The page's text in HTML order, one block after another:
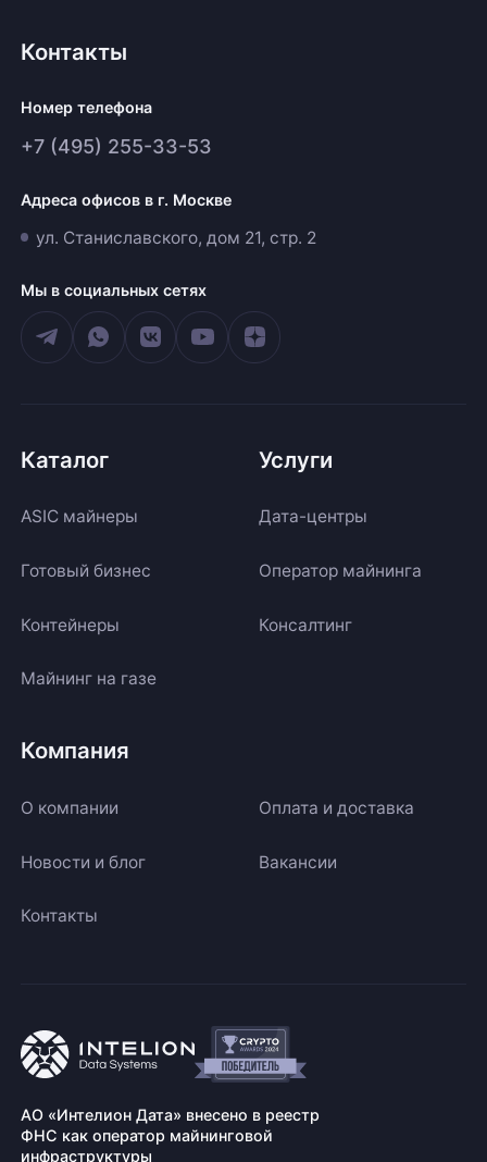
Контакты
Номер телефона
+7 (495) 255-33-53
Адреса офисов в г. Москве
ул. Станиславского, дом 21, стр. 2
Мы в социальных сетях
Каталог
ASIC майнеры
Готовый бизнес
Контейнеры
Майнинг на газе
Услуги
Дата-центры
Оператор майнинга
Консалтинг
Компания
О компании Оплата и доставка
Новости и блог Вакансии
Контакты
АО «Интелион Дата» внесено в реестр
ФНС как оператор майнинговой
инфраструктуры